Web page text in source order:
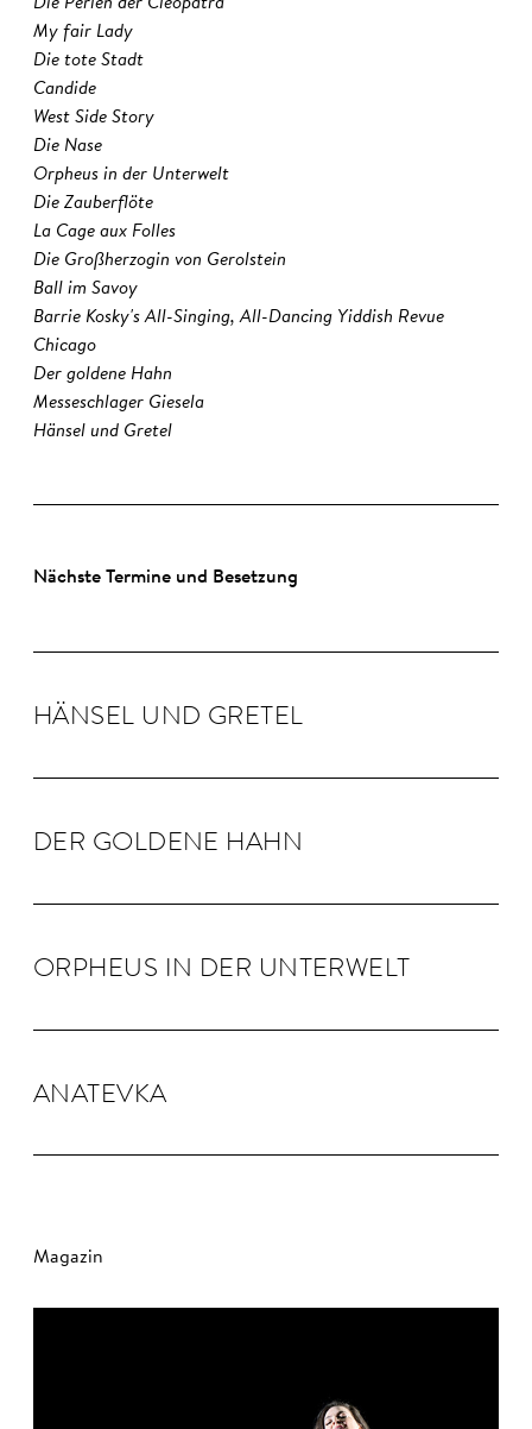
My fair Lady
Die tote Stadt
Candide
West Side Story
Die Nase
Orpheus in der Unterwelt
Die Zauberflöte
La Cage aux Folles
Die Großherzogin von Gerolstein
Ball im Savoy
Barrie Kosky's All-Singing, All-Dancing Yiddish Revue
Chicago
Der goldene Hahn
Messeschlager Giesela
Hänsel und Gretel
Nächste Termine und Besetzung
HÄNSEL UND GRE­TEL
DER GOLDENE HAHN
OR­PHEUS IN DER UN­TER­WELT
ANA­TEVKA
Magazin